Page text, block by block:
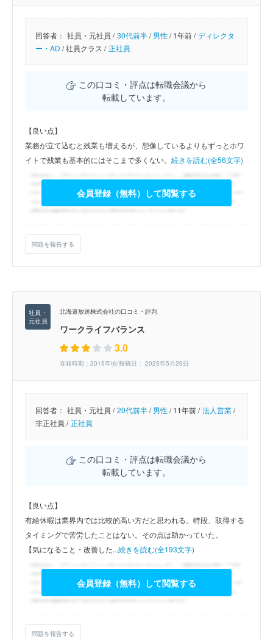
回答者： 社員・元社員 / 30代前半/男性/1年前 / ディレクタ
ー・AD /社員クラス / 正社員
この口コミ・評点は転職会議から
転載しています。
【良い点】
業務が立て込むと残業も増えるが、想像しているよりもずっとホワ
イトで残業も基本的にはそこまで多くない。 続きを読む(全56文字)
会員登録（無料）して閲覧する
問題を報告する
北海道放送株式会社の口コミ・評判
ワークライフバランス
3.0
在籍時期：2015年頃/投稿日： 2025年5月26日
回答者： 社員・元社員 / 20代前半/男性/11年前 / 法人営業/
非正社員 / 正社員
この口コミ・評点は転職会議から
転載しています。
【良い点】
有給休暇は業界内では比較的高い方だと思われる。特段、取得する
タイミングで苦労したことはない。その点は助かっていた。
【気になること・改善した...続きを読む(全193文字)
会員登録（無料）して閲覧する
問題を報告する